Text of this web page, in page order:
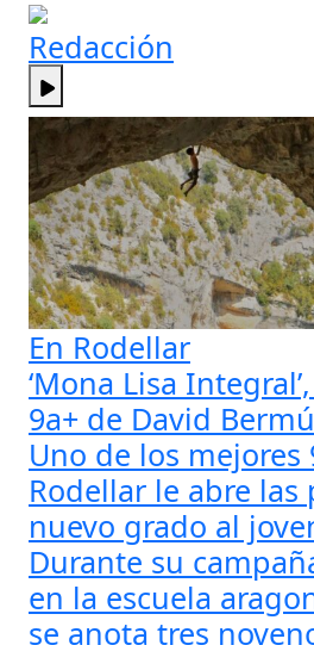
Redacción
En Rodellar
‘Mona Lisa
9a+ de David
Uno de los mejores
Rodellar le abre las
nuevo grado al
Durante su
en la escuela
se anota tres